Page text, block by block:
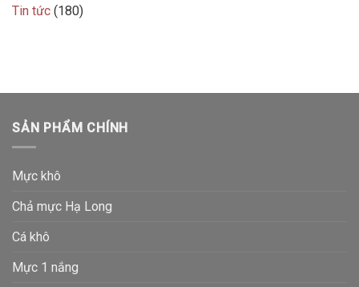
Tin tức (180)
SẢN PHẨM CHÍNH
Mực khô
Chả mực Hạ Long
Cá khô
Mực 1 nắng